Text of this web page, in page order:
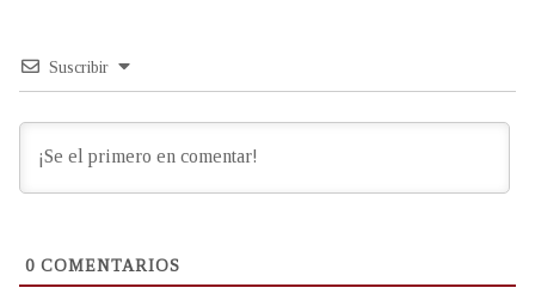
Suscribir
0 COMENTARIOS